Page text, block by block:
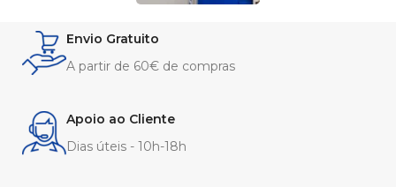
Envio Gratuito
A partir de 60€ de compras
Apoio ao Cliente
Dias úteis - 10h-18h